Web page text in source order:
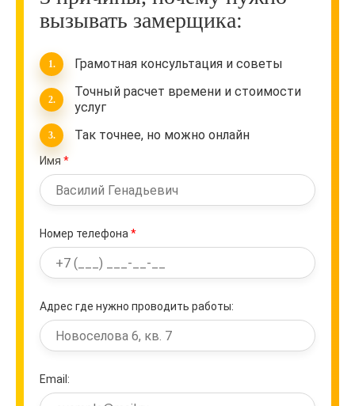
вызывать замерщика:
Грамотная консультация и советы
Точный расчет времени и стоимости
услуг
Так точнее, но можно онлайн
Имя *
Номер телефона *
Адрес где нужно проводить работы:
Email: